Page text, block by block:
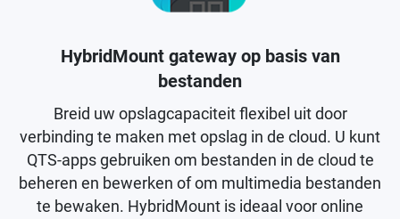
HybridMount gateway op basis van
bestanden
Breid uw opslagcapaciteit flexibel uit door
verbinding te maken met opslag in de cloud. U kunt
QTS-apps gebruiken om bestanden in de cloud te
beheren en bewerken of om multimedia bestanden
te bewaken. HybridMount is ideaal voor online